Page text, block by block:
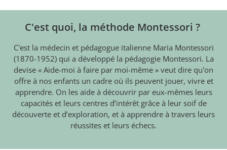
C'est quoi, la méthode Montessori ?
C'est la médecin et pédagogue italienne Maria Montessori
(1870-1952) qui a développé la pédagogie Montessori. La
devise « Aide-moi à faire par moi-même » veut dire qu'on
offre à nos enfants un cadre où ils peuvent jouer, vivre et
apprendre. On les aide à découvrir par eux-mêmes leurs
capacités et leurs centres d’intérêt grâce à leur soif de
découverte et d’exploration, et à apprendre à travers leurs
réussites et leurs échecs.